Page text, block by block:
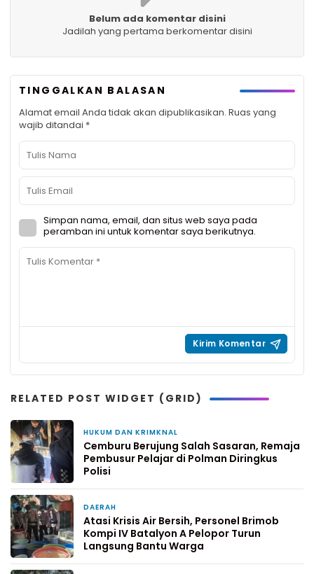
Belum ada komentar disini
Jadilah yang pertama berkomentar disini
TINGGALKAN BALASAN
Alamat email Anda tidak akan dipublikasikan. Ruas yang
wajib ditandai *
Simpan nama, email, dan situs web saya pada
peramban ini untuk komentar saya berikutnya.
RELATED POST WIDGET (GRID)
HUKUM DAN KRIMKNAL
Cemburu Berujung Salah Sasaran, Remaja
Pembusur Pelajar di Polman Diringkus
Polisi
DAERAH
Atasi Krisis Air Bersih, Personel Brimob
Kompi IV Batalyon A Pelopor Turun
Langsung Bantu Warga